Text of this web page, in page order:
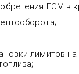
ГСМ в
лимитов на